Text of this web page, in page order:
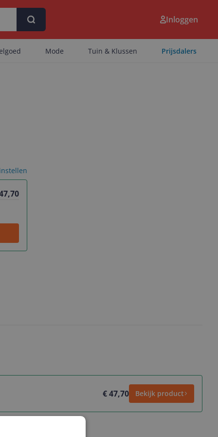
Inloggen
Mode Tuin & Klussen Prijsdalers
€ 47,70 Bekijk product